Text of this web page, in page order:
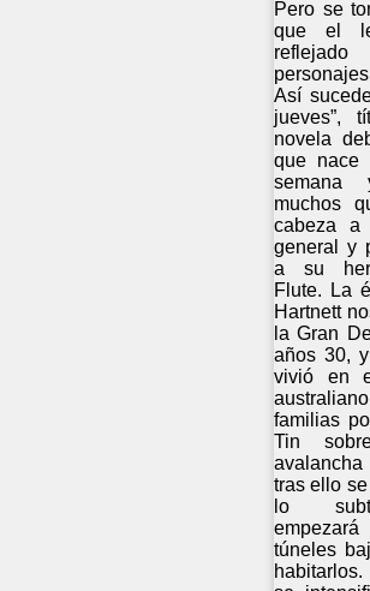
Pero se
que el
Así
jueves”,
novela
que
muchos
cabeza a
general y
a su
Flute. La
Hartnett
la Gran
años 30,
vivió en
familias
Tin
tras ello
lo
túneles